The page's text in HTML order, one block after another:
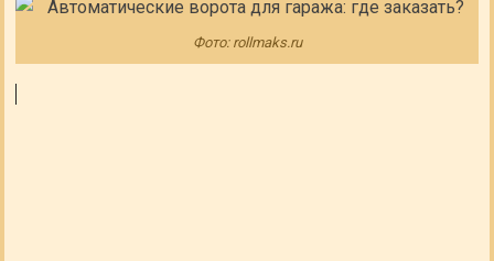
Фото: rollmaks.ru